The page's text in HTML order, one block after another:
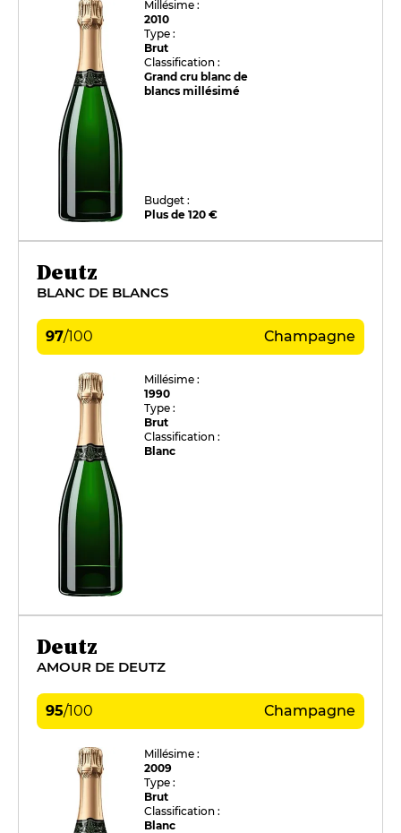
Millésime :
2010
Type :
Brut
Classification :
Grand cru blanc de
blancs millésimé
Budget :
Plus de 120 €
Deutz
BLANC DE BLANCS
97/100 Champagne
Millésime :
1990
Type :
Brut
Classification :
Blanc
Deutz
AMOUR DE DEUTZ
95/100 Champagne
Millésime :
2009
Type :
Brut
Classification :
Blanc